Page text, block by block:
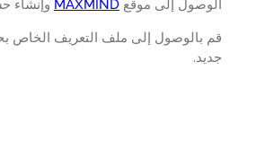
إلى موقعMAXMIND وإنشاء حساب
بالوصول إلى ملف التعريف الخاص بحسابك